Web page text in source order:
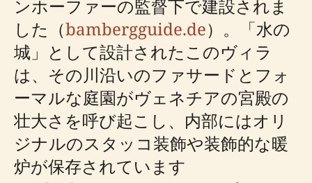
ンホーファーの監督下で建設されま
した（bambergguide.de）。「水の
城」として設計されたこのヴィラ
は、その川沿いのファサードとフォ
ーマルな庭園がヴェネチアの宮殿の
壮大さを呼び起こし、内部にはオリ
ジナルのスタッコ装飾や装飾的な暖
炉が保存されています